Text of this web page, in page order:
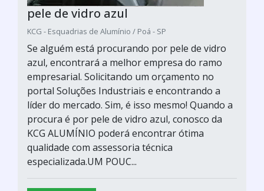
pele de vidro azul
KCG - Esquadrias de Alumínio / Poá - SP
Se alguém está procurando por pele de vidro
azul, encontrará a melhor empresa do ramo
empresarial. Solicitando um orçamento no
portal Soluções Industriais e encontrando a
líder do mercado. Sim, é isso mesmo! Quando a
procura é por pele de vidro azul, conosco da
KCG ALUMÍNIO poderá encontrar ótima
qualidade com assessoria técnica
especializada.UM POUC...